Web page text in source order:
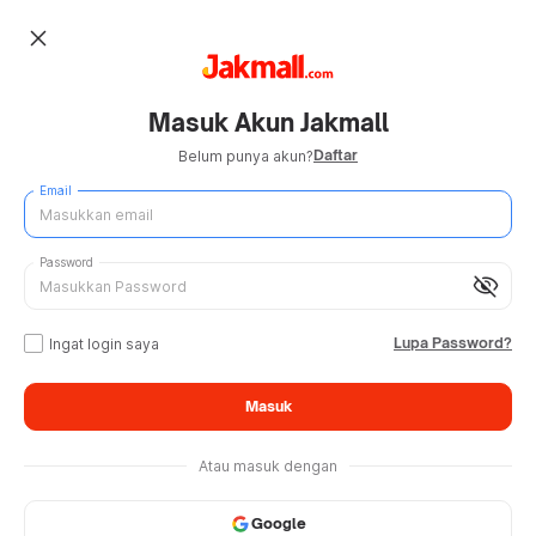
close
Masuk Akun Jakmall
Belum punya akun?Daftar
Email
visibility_off
Password
Ingat login saya Lupa Password?
Masuk
Atau masuk dengan
Google